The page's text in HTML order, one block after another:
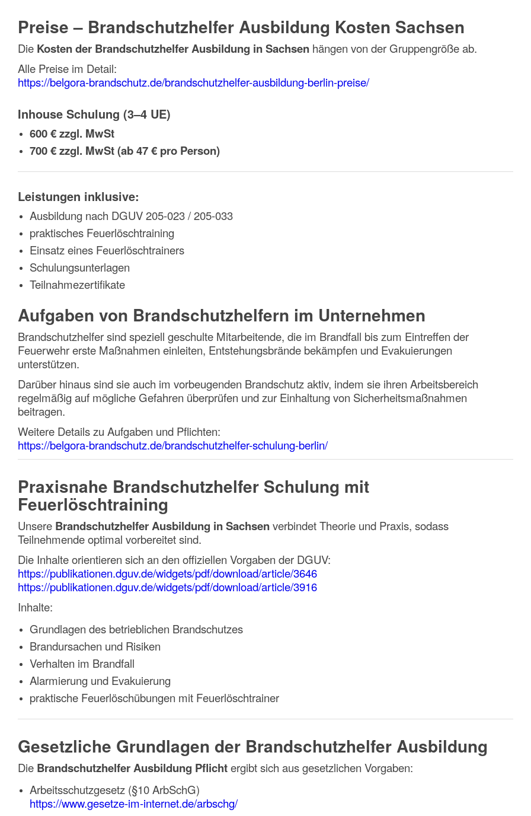
Preise – Brandschutzhelfer Ausbildung Kosten Sachsen
Die Kosten der Brandschutzhelfer Ausbildung in Sachsen hängen von der Gruppengröße ab.
Alle Preise im Detail:
https://belgora-brandschutz.de/brandschutzhelfer-ausbildung-berlin-preise/
Inhouse Schulung (3–4 UE)
600 € zzgl. MwSt
700 € zzgl. MwSt (ab 47 € pro Person)
Leistungen inklusive:
Ausbildung nach DGUV 205-023 / 205-033
praktisches Feuerlöschtraining
Einsatz eines Feuerlöschtrainers
Schulungsunterlagen
Teilnahmezertifikate
Aufgaben von Brandschutzhelfern im Unternehmen
Brandschutzhelfer sind speziell geschulte Mitarbeitende, die im Brandfall bis zum Eintreffen der
Feuerwehr erste Maßnahmen einleiten, Entstehungsbrände bekämpfen und Evakuierungen
unterstützen.
Darüber hinaus sind sie auch im vorbeugenden Brandschutz aktiv, indem sie ihren Arbeitsbereich
regelmäßig auf mögliche Gefahren überprüfen und zur Einhaltung von Sicherheitsmaßnahmen
beitragen.
Weitere Details zu Aufgaben und Pflichten:
https://belgora-brandschutz.de/brandschutzhelfer-schulung-berlin/
Praxisnahe Brandschutzhelfer Schulung mit
Feuerlöschtraining
Unsere Brandschutzhelfer Ausbildung in Sachsenverbindet Theorie und Praxis, sodass
Teilnehmende optimal vorbereitet sind.
Die Inhalte orientieren sich an den offiziellen Vorgaben der DGUV:
https://publikationen.dguv.de/widgets/pdf/download/article/3646
https://publikationen.dguv.de/widgets/pdf/download/article/3916
Inhalte:
Grundlagen des betrieblichen Brandschutzes
Brandursachen und Risiken
Verhalten im Brandfall
Alarmierung und Evakuierung
praktische Feuerlöschübungen mit Feuerlöschtrainer
Gesetzliche Grundlagen der Brandschutzhelfer Ausbildung
Die Brandschutzhelfer Ausbildung Pflichtergibt sich aus gesetzlichen Vorgaben:
Arbeitsschutzgesetz (§10 ArbSchG)
https://www.gesetze-im-internet.de/arbschg/